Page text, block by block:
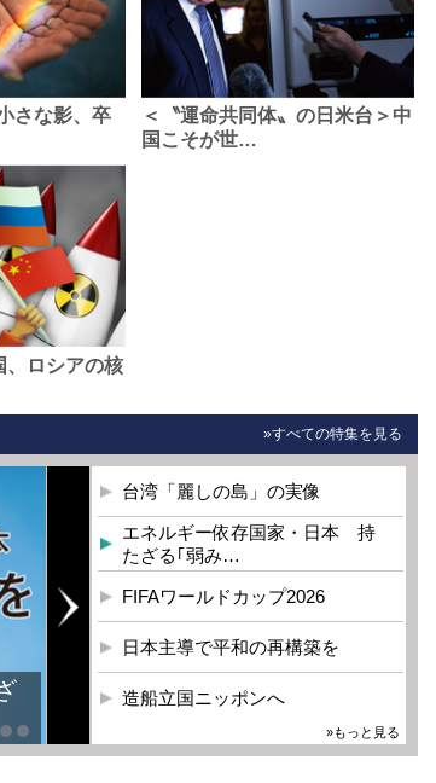
さな影、卒
＜〝運命共同体〟の日米台＞中
国こそが世…
、ロシアの核
»すべての特集を見る
台湾「麗しの島」の実像
エネルギー依存国家・日本 持
たざる｢弱み…
FIFAワールドカップ2026
日本主導で平和の再構築を
造船立国ニッポンへ
»もっと見る